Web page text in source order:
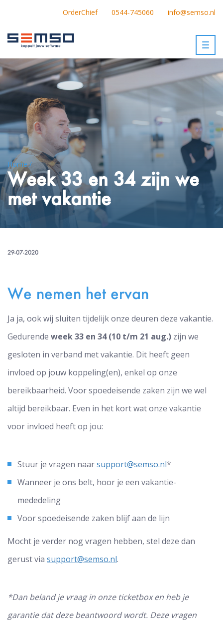
OrderChief 0544-745060 info@semso.nl
Home /
Week 33 en 34 zijn we
met vakantie
29-07-2020
We nemen het ervan
Ja ja, ook wij sluiten tijdelijk onze deuren deze vakantie.
Gedurende week 33 en 34 (10 t/m 21 aug.) zijn we
gesloten in verband met vakantie. Dit heeft geen
invloed op jouw koppeling(en), enkel op onze
bereikbaarheid. Voor spoedeisende zaken zijn we wel
altijd bereikbaar. Even in het kort wat onze vakantie
voor invloed heeft op jou:
Stuur je vragen naarsupport@semso.nl*
Wanneer je ons belt, hoor je een vakantie-
mededeling
Voor spoedeisende zaken blijf aan de lijn
Mocht je verder nog vragen hebben, stel deze dan
gerust via support@semso.nl.
*Dan beland je vraag in onze ticketbox en heb je
garantie dat deze beantwoord wordt. Deze vragen